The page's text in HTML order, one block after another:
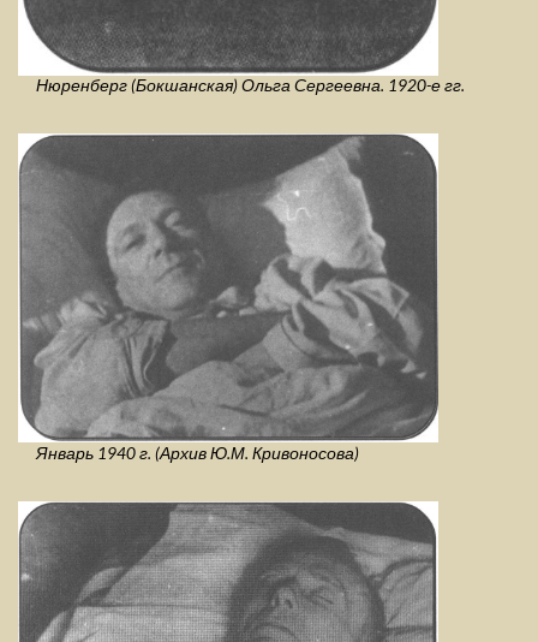
Нюренберг (Бокшанская) Ольга Сергеевна. 1920-е гг.
Январь 1940 г. (Архив Ю.М. Кривоносова)